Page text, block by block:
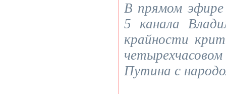
В прямом
5 канала
крайности
Путина с